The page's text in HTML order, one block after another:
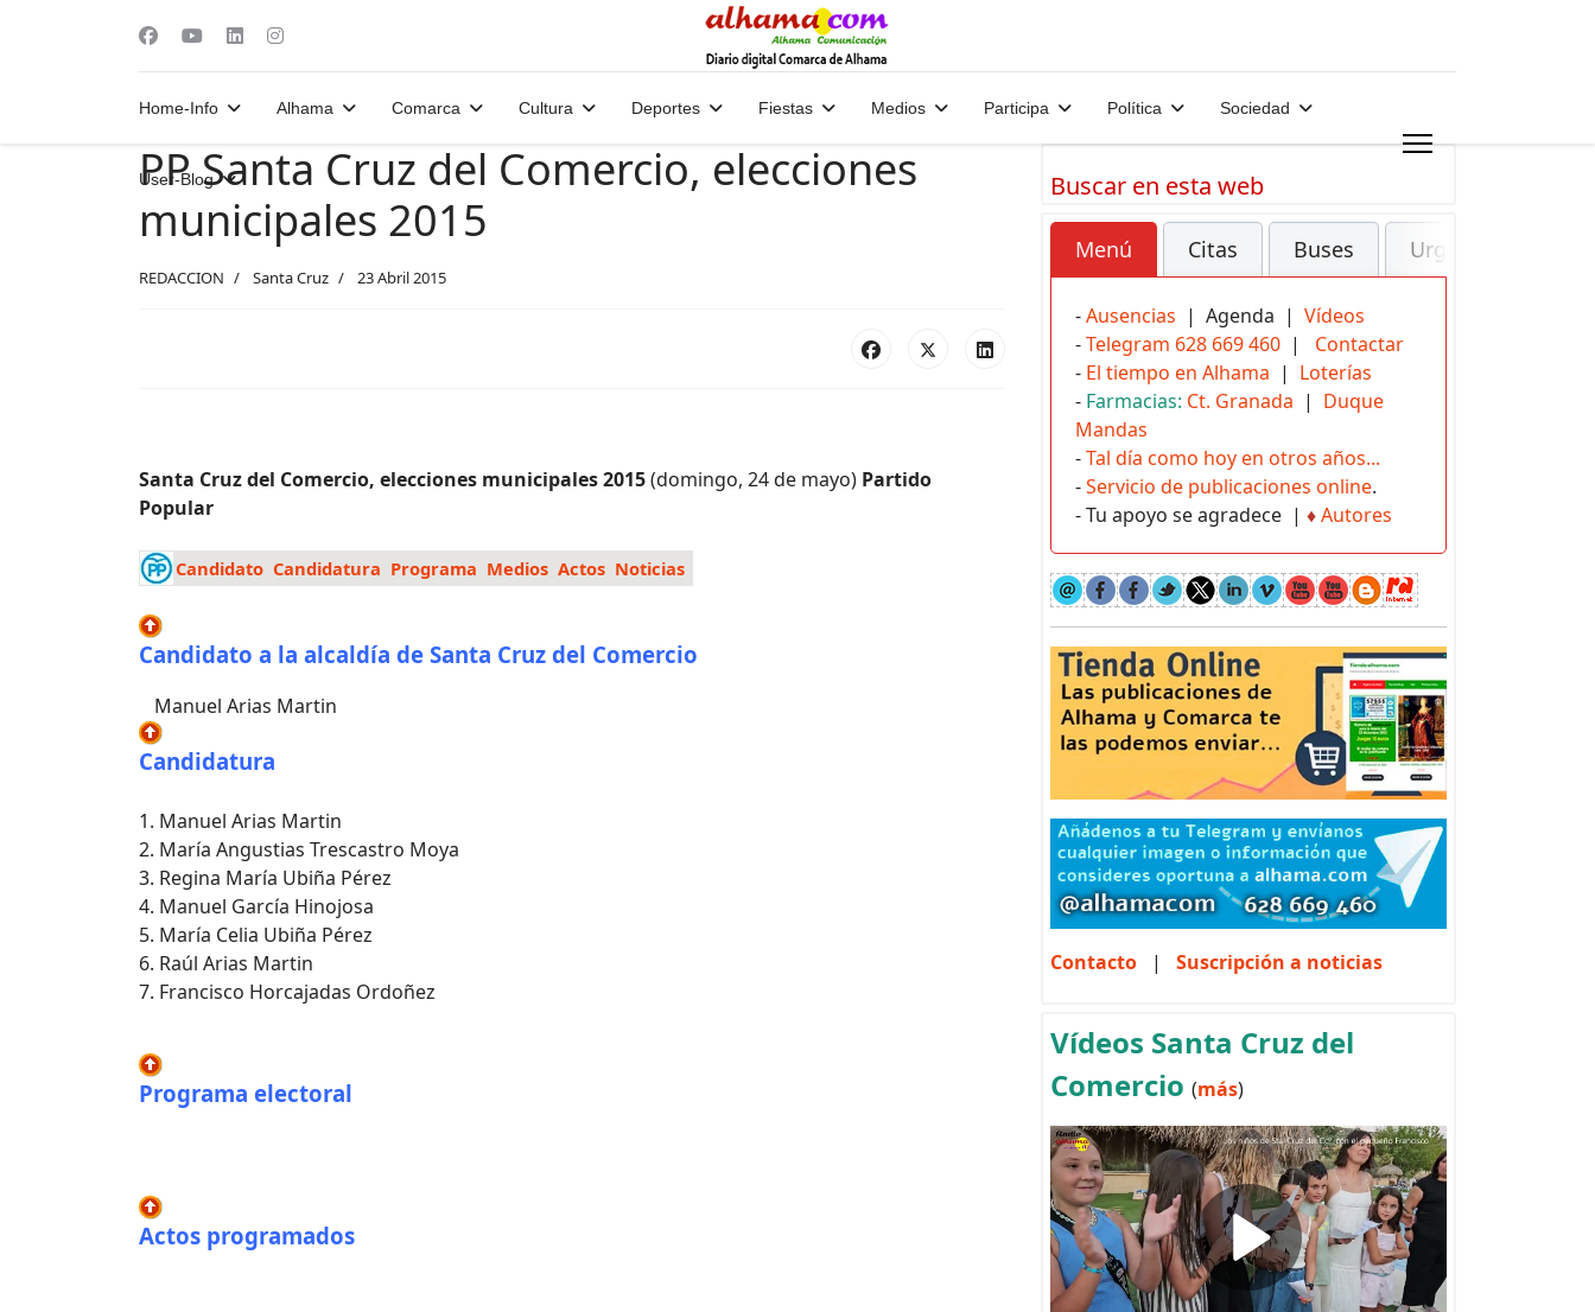
Home-Info Alhama Comarca Cultura Deportes Fiestas Medios Participa Política Sociedad
User-Blog
PP Santa Cruz del Comercio, elecciones
municipales 2015
REDACCION Santa Cruz 23 Abril 2015
Santa Cruz del Comercio, elecciones municipales 2015(domingo, 24 de mayo) Partido
Popular
Candidato Candidatura Programa Medios Actos Noticias
Candidato a la alcaldía de Santa Cruz del Comercio
Manuel Arias Martin
Candidatura
1. Manuel Arias Martin
2. María Angustias Trescastro Moya
3. Regina María Ubiña Pérez
4. Manuel García Hinojosa
5. María Celia Ubiña Pérez
6. Raúl Arias Martin
7. Francisco Horcajadas Ordoñez
Programa electoral
Actos programados
Buscar en esta web
Menú Citas Buses Urgencias
-Ausencias | Agenda | Vídeos
-Telegram 628 669 460 | Contactar
- El tiempo en Alhama | Loterías
- Farmacias: Ct. Granada | Duque
Mandas
-Tal día como hoy en otros años...
-Servicio de publicaciones online.
- Tu apoyo se agradece | ♦Autores
Contacto | Suscripción a noticias
Vídeos Santa Cruz del
Comercio (más)